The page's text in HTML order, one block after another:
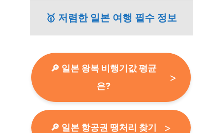
🥇 저렴한 일본 여행 필수 정보
🔎 일본 왕복 비행기값 평균
은?
🔎 일본 항공권 땡처리 찾기